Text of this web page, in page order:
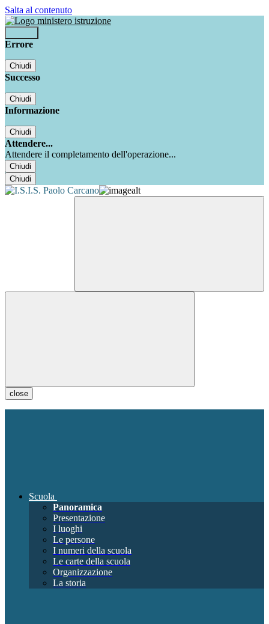
Salta al contenuto
Errore
Chiudi
Successo
Chiudi
Informazione
Chiudi
Attendere...
Attendere il completamento dell'operazione...
Chiudi
Chiudi
close
Scuola
Panoramica
Presentazione
I luoghi
Le persone
I numeri della scuola
Le carte della scuola
Organizzazione
La storia